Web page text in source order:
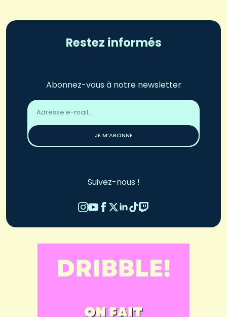
Restez informés
Abonnez-vous à notre newsletter
Adresse
email
JE M’ABONNE
Suivez-nous !